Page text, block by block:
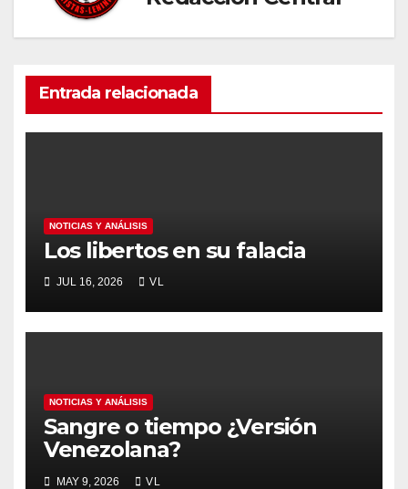
Entrada relacionada
NOTICIAS Y ANÁLISIS
Los libertos en su falacia
JUL 16, 2026 VL
NOTICIAS Y ANÁLISIS
Sangre o tiempo ¿Versión
Venezolana?
MAY 9, 2026 VL